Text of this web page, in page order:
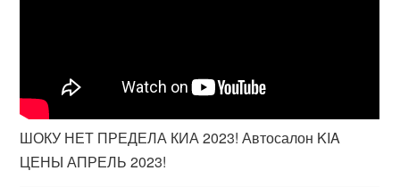
ШОКУ НЕТ ПРЕДЕЛА КИА 2023! Автосалон KIA
ЦЕНЫ АПРЕЛЬ 2023!